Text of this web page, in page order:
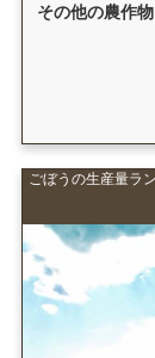
その他の農作物
ごぼうの生産量ラ